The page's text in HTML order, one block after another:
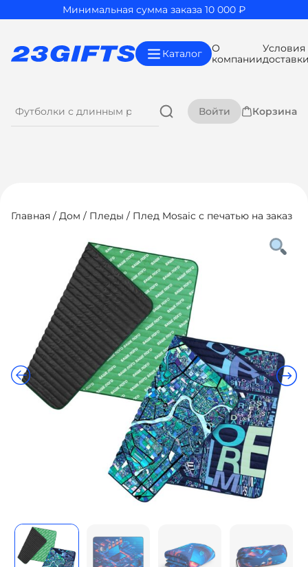
Минимальная сумма заказа 10 000 ₽
Каталог
О
компании
Условия
Войти Корзина
Главная / Дом / Пледы / Плед Mosaic с печатью на заказ